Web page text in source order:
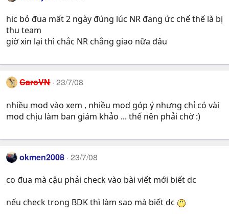
hic bỏ đua mất 2 ngày đúng lúc NR đang ức chế thế là bị
thu team
giờ xin lại thì chắc NR chẳng giao nữa đâu
CaroVN 23/7/08
nhiều mod vào xem , nhiều mod góp ý nhưng chỉ có vài
mod chịu làm ban giám khảo ... thế nên phải chờ :)
okmen2008 23/7/08
co đua mà cậu phải check vào bài viết mới biết dc
nếu check trong BDK thì làm sao mà biết dc